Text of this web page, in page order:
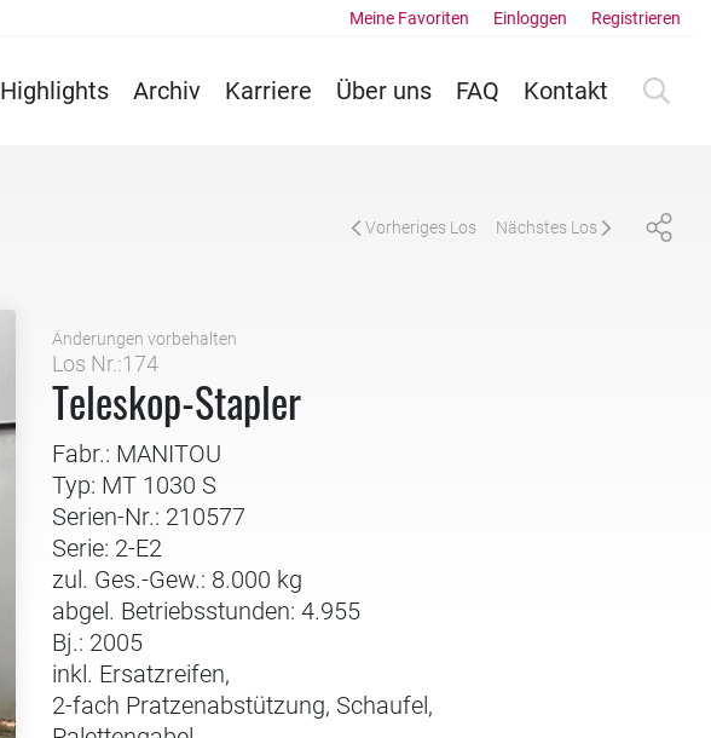
Highlights Archiv Karriere Über uns FAQ Kontakt
Meine Favoriten Einloggen Registrieren
Vorheriges Los Nächstes Los
Änderungen vorbehalten
Los Nr.:174
Teleskop-Stapler
Fabr.: MANITOU
Typ: MT 1030 S
Serien-Nr.: 210577
Serie: 2-E2
zul. Ges.-Gew.: 8.000 kg
abgel. Betriebsstunden: 4.955
Bj.: 2005
inkl. Ersatzreifen,
2-fach Pratzenabstützung, Schaufel,